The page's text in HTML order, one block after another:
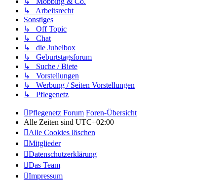
↳ Arbeitsrecht
Sonstiges
↳ Off Topic
↳ Chat
↳ die Jubelbox
↳ Geburtstagsforum
↳ Suche / Biete
↳ Vorstellungen
↳ Werbung / Seiten Vorstellungen
↳ Pflegenetz
Pflegenetz Forum Foren-Übersicht
Alle Zeiten sind UTC+02:00
Alle Cookies löschen
Mitglieder
Datenschutzerklärung
Das Team
Impressum